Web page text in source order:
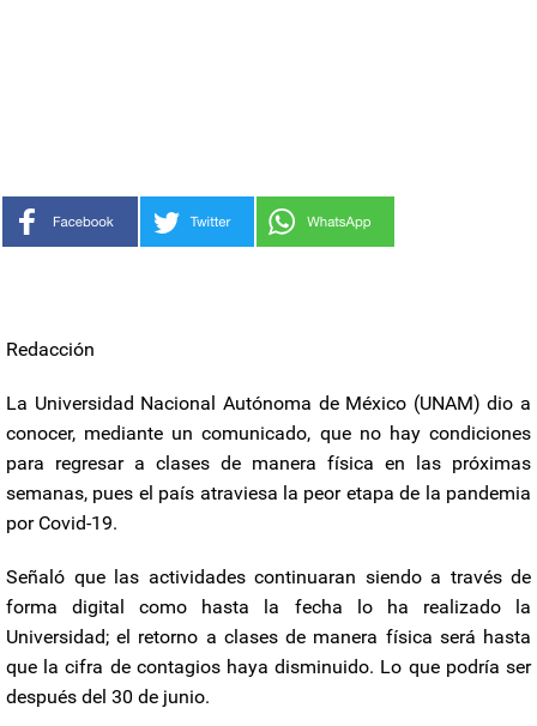
Redacción
La Universidad Nacional Autónoma de México (UNAM) dio a
conocer, mediante un comunicado, que no hay condiciones
para regresar a clases de manera física en las próximas
semanas, pues el país atraviesa la peor etapa de la pandemia
por Covid-19.
Señaló que las actividades continuaran siendo a través de
forma digital como hasta la fecha lo ha realizado la
Universidad; el retorno a clases de manera física será hasta
que la cifra de contagios haya disminuido. Lo que podría ser
después del 30 de junio.